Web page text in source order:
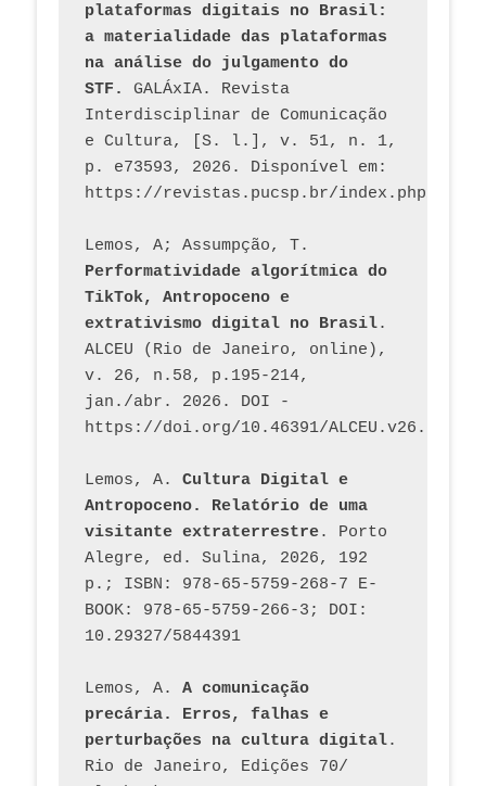
plataformas digitais no Brasil:
a materialidade das plataformas
na análise do julgamento do
STF.
GALÁxIA. Revista
Interdisciplinar de Comunicação
e Cultura, [S. l.], v. 51, n. 1,
p. e73593, 2026. Disponível em:
Performatividade algorítmica do
TikTok, Antropoceno e
extrativismo digital no Brasil.
ALCEU (Rio de Janeiro, online),
v. 26, n.58, p.195-214,
jan./abr. 2026. DOI -
https://doi.org/10.46391/
Lemos, A. Cultura Digital e
Antropoceno. Relatório de uma
visitante extraterrestre. Porto
Alegre, ed. Sulina, 2026, 192
p.; ISBN: 978-65-5759-268-7 E-
BOOK: 978-65-5759-266-3; DOI:
10.29327/5844391
Lemos, A. A comunicação
precária. Erros, falhas e
perturbações na cultura digital.
Rio de Janeiro, Edições 70/